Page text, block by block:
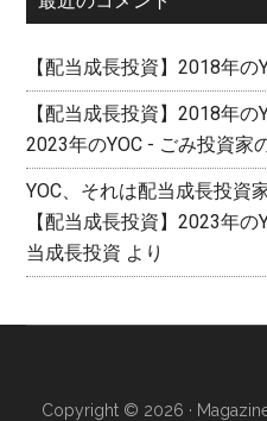
ブ
【配当成長投資】2018年の
【配当成長投資】2018年の
2023年のYOC - ごみ投資家
YOC、それは配当成長投資
【配当成長投資】2023年
当成長投資 より
Copyright © 2026 ·